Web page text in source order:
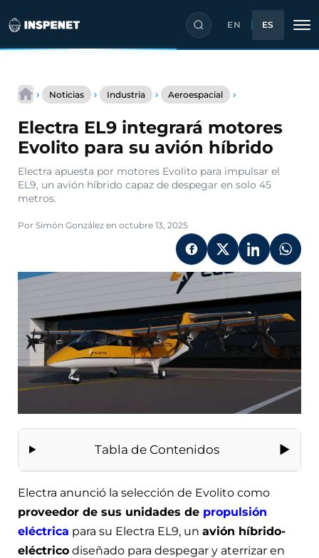
contenido
EN ES
› Noticias › Industria › Aeroespacial ›
motores
Evolito
para
su
avión
Electra EL9 integrará motores
Evolito para su avión híbrido
Electra apuesta por motores Evolito para impulsar el
EL9, un avión híbrido capaz de despegar en solo 45
metros.
Por Simón González en octubre 13, 2025
Tabla de Contenidos
Electra anunció la selección de Evolito como
proveedor de sus unidades de propulsión
eléctrica para su Electra EL9, un avión híbrido-
eléctrico diseñado para despegar y aterrizar en